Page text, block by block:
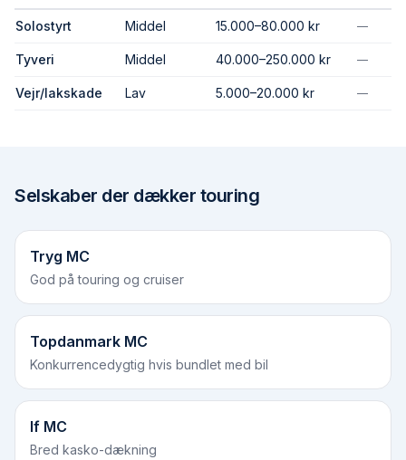
Solo­styrt Middel 15.000–80.000 kr —
Tyveri Middel 40.000–250.000 kr —
Vejr/lak­skade Lav 5.000–20.000 kr —
Selskaber der dækker touring
Tryg MC
God på touring og cruiser
Topdanmark MC
Konkurrencedygtig hvis bundlet med bil
If MC
Bred kasko-dækning